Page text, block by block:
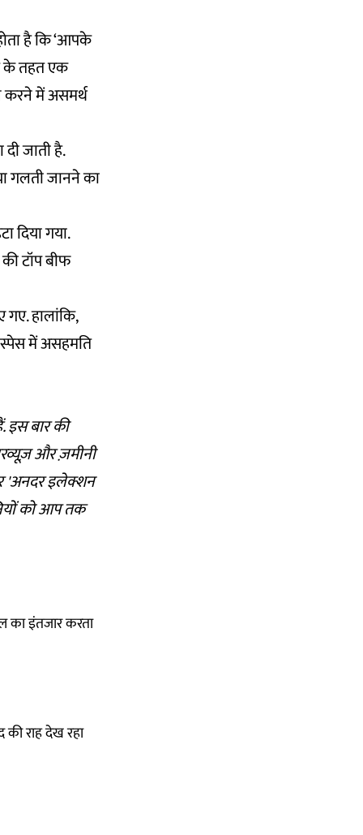
है कि ‘आपके
के तहत एक
करने में असमर्थ
जाती है.
गलती जानने का
दिया गया.
टॉप बीफ
हालांकि,
में असहमति
इस बार की
और ज़मीनी
'अनदर इलेक्शन
को आप तक
का इंतजार करता
की राह देख रहा